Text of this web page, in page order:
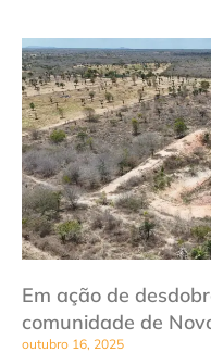
Em ação de
comunidade de
outubro 16, 2025